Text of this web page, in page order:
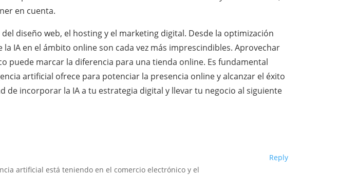
en cuenta.
diseño web, el hosting y el marketing digital. Desde la optimización
IA en el ámbito online son cada vez más imprescindibles. Aprovechar
puede marcar la diferencia para una tienda online. Es fundamental
artificial ofrece para potenciar la presencia online y alcanzar el éxito
incorporar la IA a tu estrategia digital y llevar tu negocio al siguiente
artificial está teniendo en el comercio electrónico y el
Reply